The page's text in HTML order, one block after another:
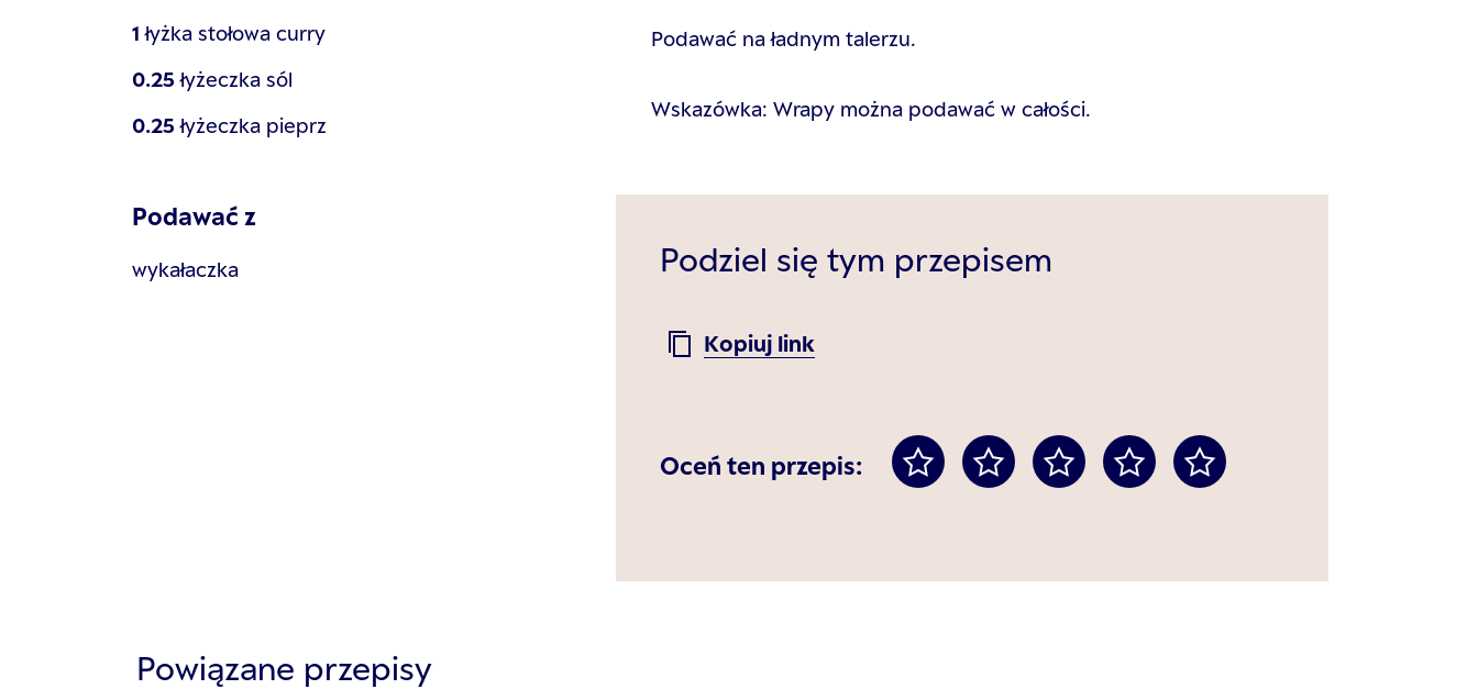
1 łyżka stołowa curry
0.25 łyżeczka sól
0.25 łyżeczka pieprz
Podawać z
wykałaczka
Podawać na ładnym talerzu.
Wskazówka: Wrapy można podawać w całości.
Podziel się tym przepisem
Kopiuj link
Oceń ten przepis:
Powiązane przepisy